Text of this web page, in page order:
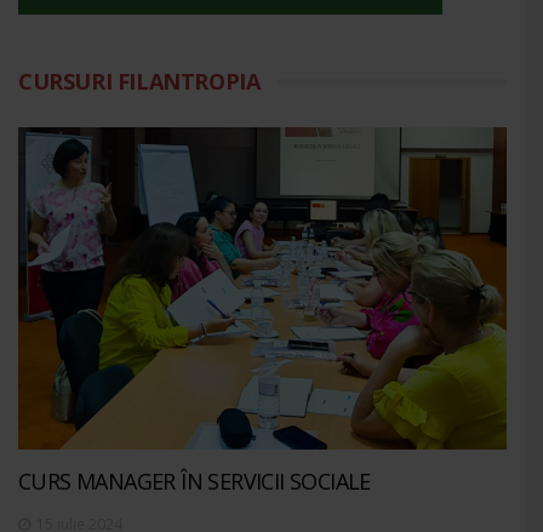
CURSURI FILANTROPIA
CURS MANAGER ÎN SERVICII SOCIALE